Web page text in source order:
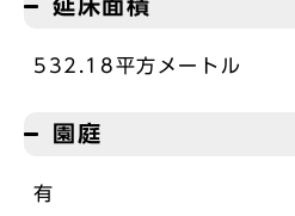
延床面積
532.18平方メートル
園庭
有